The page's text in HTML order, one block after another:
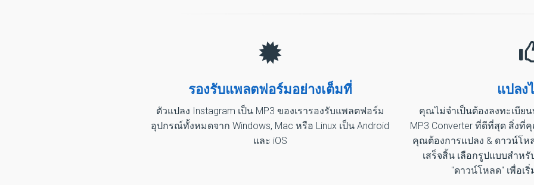
รองรับแพลตฟอร์มอย่างเต็มที่
ตัวแปลง Instagram เป็น MP3 ของเรารองรับแพลตฟอร์ม
อุปกรณ์ทั้งหมดจาก Windows, Mac หรือ Linux เป็น Android
และ iOS
แปลง
คุณไม่จำเป็นต้องลงทะเบีย
MP3 Converter ที่ดีที่สุด สิ่งที่
คุณต้องการแปลง & ดาวน์โห
เสร็จสิ้น เลือกรูปแบบสำห
"ดาวน์โหลด" เพื่อเ